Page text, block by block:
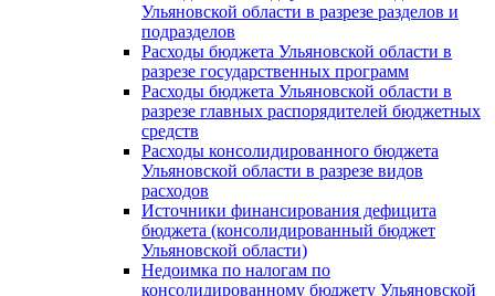
Ульяновской области в разрезе разделов и
подразделов
Расходы бюджета Ульяновской области в
разрезе государственных программ
Расходы бюджета Ульяновской области в
разрезе главных распорядителей бюджетных
средств
Расходы консолидированного бюджета
Ульяновской области в разрезе видов
расходов
Источники финансирования дефицита
бюджета (консолидированный бюджет
Ульяновской области)
Недоимка по налогам по
консолидированному бюджету Ульяновской